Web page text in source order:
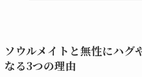
ソウルメイトと無性にハグ
なる3つの理由